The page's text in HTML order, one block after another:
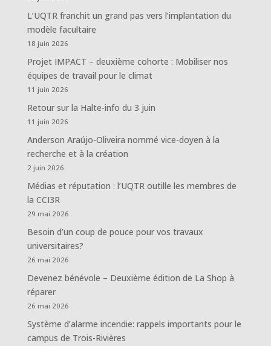
L’UQTR franchit un grand pas vers l’implantation du
modèle facultaire
18 juin 2026
Projet IMPACT – deuxième cohorte : Mobiliser nos
équipes de travail pour le climat
11 juin 2026
Retour sur la Halte-info du 3 juin
11 juin 2026
Anderson Araújo-Oliveira nommé vice-doyen à la
recherche et à la création
2 juin 2026
Médias et réputation : l’UQTR outille les membres de
la CCI3R
29 mai 2026
Besoin d’un coup de pouce pour vos travaux
universitaires?
26 mai 2026
Devenez bénévole – Deuxième édition de La Shop à
réparer
26 mai 2026
Système d’alarme incendie: rappels importants pour le
campus de Trois-Rivières